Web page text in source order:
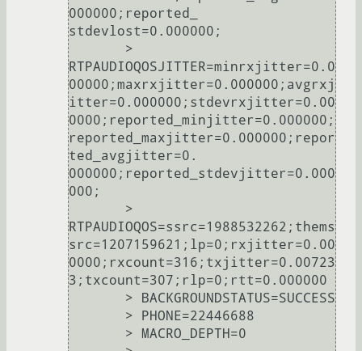
000000;reported_
stdevlost=0.000000;
RTPAUDIOQOSJITTER=minrxjitter=0.0
00000;maxrxjitter=0.000000;avgrxj
itter=0.000000;stdevrxjitter=0.00
0000;reported_minjitter=0.000000;
reported_maxjitter=0.000000;repor
ted_avgjitter=0.
000000;reported_stdevjitter=0.000
000;
RTPAUDIOQOS=ssrc=1988532262;thems
src=1207159621;lp=0;rxjitter=0.00
0000;rxcount=316;txjitter=0.00723
3;txcount=307;rlp=0;rtt=0.000000